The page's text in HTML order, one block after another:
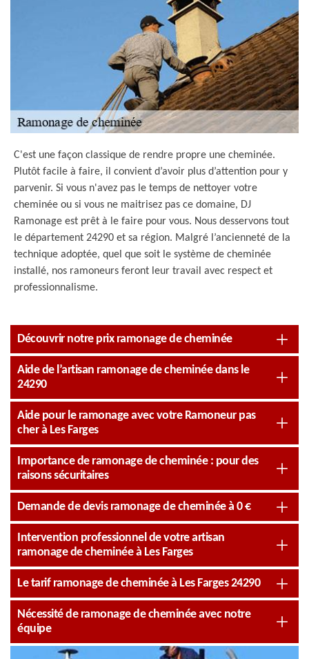
C'est une façon classique de rendre propre une cheminée.
Plutôt facile à faire, il convient d’avoir plus d’attention pour y
parvenir. Si vous n'avez pas le temps de nettoyer votre
cheminée ou si vous ne maitrisez pas ce domaine, DJ
Ramonage est prêt à le faire pour vous. Nous desservons tout
le département 24290 et sa région. Malgré l’ancienneté de la
technique adoptée, quel que soit le système de cheminée
installé, nos ramoneurs feront leur travail avec respect et
professionnalisme.
Découvrir notre prix ramonage de cheminée
Aide de l’artisan ramonage de cheminée dans le
24290
Aide pour le ramonage avec votre Ramoneur pas
cher à Les Farges
Importance de ramonage de cheminée : pour des
raisons sécuritaires
Demande de devis ramonage de cheminée à 0 €
Intervention professionnel de votre artisan
ramonage de cheminée à Les Farges
Le tarif ramonage de cheminée à Les Farges 24290
Nécessité de ramonage de cheminée avec notre
équipe